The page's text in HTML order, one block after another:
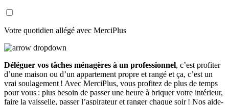
Votre quotidien allégé avec MerciPlus
Déléguer vos tâches ménagères à un professionnel, c’est profiter
d’une maison ou d’un appartement propre et rangé et ça, c’est un
vrai soulagement ! Avec MerciPlus, vous profitez de plus de temps
pour vous : plus besoin de passer une heure à briquer votre intérieur,
faire la vaisselle, passer l’aspirateur et ranger chaque soir ! Nos aide-